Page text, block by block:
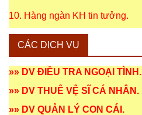
10. Hàng ngàn KH tin tưởng.
CÁC DỊCH VỤ
»» DV ĐIỀU TRA NGOẠI TÌNH .
»» DV THUÊ VỆ SĨ CÁ NHÂN .
»» DV QUẢN LÝ CON CÁI .